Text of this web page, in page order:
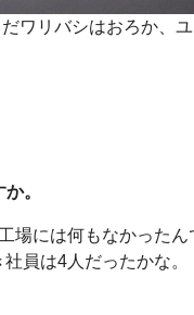
ワリバシはおろか、
。
場には何もなかったん
員は4人だったかな。